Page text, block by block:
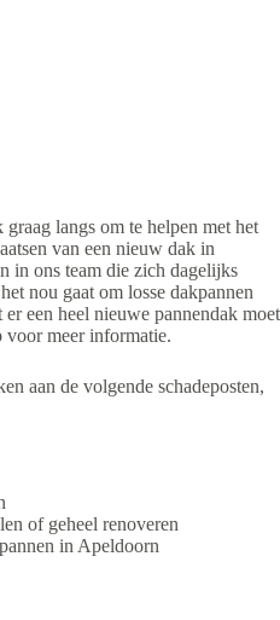
langs om te helpen met het
van een nieuw dak in
in ons team die zich dagelijks
nou gaat om losse dakpannen
een heel nieuwe pannendak moet
voor meer informatie.
aan de volgende schadeposten,
of geheel renoveren
in Apeldoorn